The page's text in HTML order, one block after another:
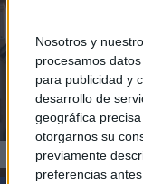
Nosotros y
procesamos
para publicidad y
desarrollo de
geográfica
otorgarnos su
previamente
preferencias